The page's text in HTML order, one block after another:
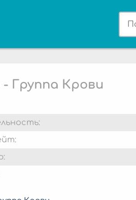
Группа Крови